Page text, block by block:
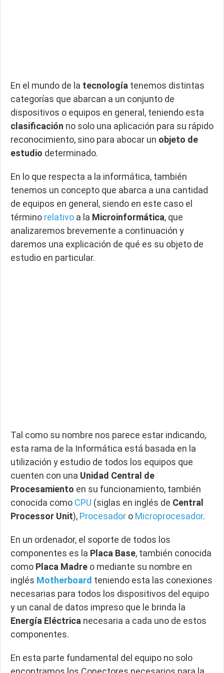
En el mundo de la tecnología tenemos distintas
categorías que abarcan a un conjunto de
dispositivos o equipos en general, teniendo esta
clasificación no solo una aplicación para su rápido
reconocimiento, sino para abocar un objeto de
estudio determinado.
En lo que respecta a la informática, también
tenemos un concepto que abarca a una cantidad
de equipos en general, siendo en este caso el
término relativo a la Microinformática, que
analizaremos brevemente a continuación y
daremos una explicación de qué es su objeto de
estudio en particular.
Tal como su nombre nos parece estar indicando,
esta rama de la Informática está basada en la
utilización y estudio de todos los equipos que
cuenten con una Unidad Central de
Procesamiento en su funcionamiento, también
conocida como CPU (siglas en inglés de Central
Processor Unit), Procesador o Microprocesador.
En un ordenador, el soporte de todos los
componentes es la Placa Base, también conocida
como Placa Madre o mediante su nombre en
inglés Motherboard teniendo esta las conexiones
necesarias para todos los dispositivos del equipo
y un canal de datos impreso que le brinda la
Energía Eléctrica necesaria a cada uno de estos
componentes.
En esta parte fundamental del equipo no solo